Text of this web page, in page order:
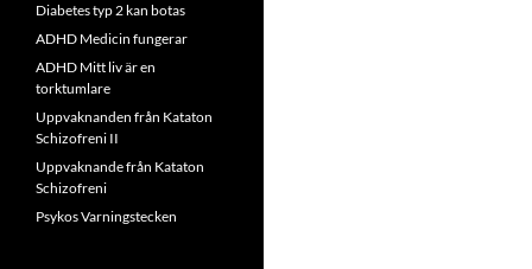
Diabetes typ 2 kan botas
ADHD Medicin fungerar
ADHD Mitt liv är en
torktumlare
Uppvaknanden från Kataton
Schizofreni II
Uppvaknande från Kataton
Schizofreni
Psykos Varningstecken